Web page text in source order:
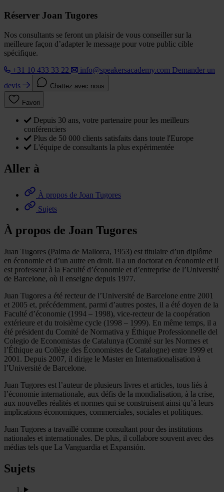
Réserver Joan Tugores
Nos consultants se feront un plaisir de vous conseiller sur la
meilleure façon d’adapter le message pour votre public cible
spécifique.
+31 10 433 33 22
info@speakersacademy.com Demander un
devis
Chattez avec nous
Favori
Depuis 30 ans, votre partenaire pour les meilleurs
conférenciers
Plus de 50 000 clients satisfaits dans toute l'Europe
L'équipe de consultants la plus expérimentée
Aller à
À propos de Joan Tugores
Sujets
À propos de Joan Tugores
Juan Tugores (Palma de Mallorca, 1953) est titulaire d’un diplôme
en économie et d’un autre en droit. Il a un doctorat en économie et il
est professeur à la Faculté d’économie et d’entreprise de l’Université
de Barcelone, où il enseigne depuis 1977.
Juan Tugores a été recteur de l’Université de Barcelone entre 2001
et 2005 et, précédemment, parmi d’autres postes, il a été doyen de la
Faculté d’économie (1994 – 1998), vice-recteur de la coopération
extérieure et du troisième cycle (1998 – 1999). En même temps, il a
été président du Comité de Normativa y Éthique Professionnelle del
Colegio de Economistas de Catalunya (Comité sur les Normes et
l’Éthique au Collège des Économistes de Catalogne) entre 1999 et
2001. Depuis 2007, il dirige le Master en Internationalisation à
l’Université de Barcelone.
Juan Tugores est l’auteur de plusieurs livres et articles, tous liés à
l’économie internationale, aux défis de la mondialisation, à la crise,
aux nouvelles réalités et normes qui se construisent ainsi qu’à leurs
implications économiques, commerciales, sociales et politiques.
Juan Tugores a travaillé comme consultant pour des institutions
nationales et internationales. De plus, il collabore souvent avec des
médias tels que La Vanguardia et Expansión.
Sujets